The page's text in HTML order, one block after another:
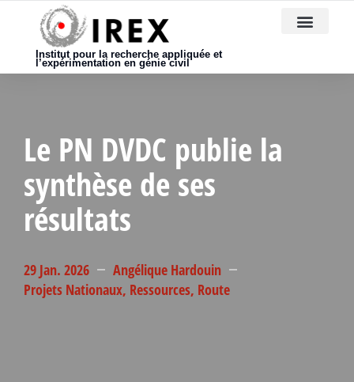
Institut pour la recherche appliquée et
l’expérimentation en génie civil
Le PN DVDC publie la
synthèse de ses
résultats
29 Jan. 2026
Angélique Hardouin
Projets Nationaux, Ressources, Route